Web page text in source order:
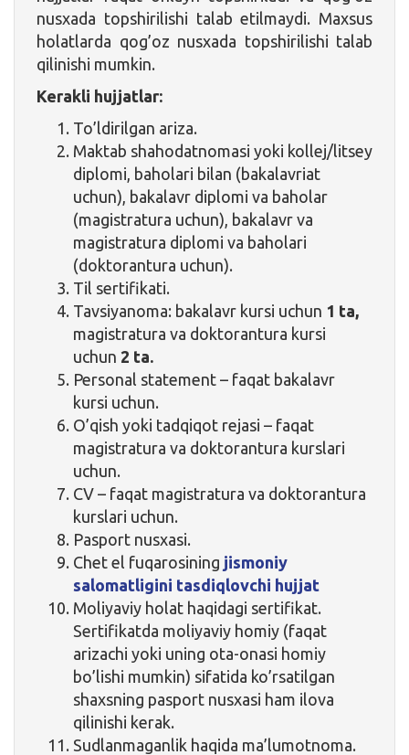
nusxada topshirilishi talab etilmaydi. Maxsus
holatlarda qog’oz nusxada topshirilishi talab
qilinishi mumkin.
Kerakli hujjatlar:
To’ldirilgan ariza.
Maktab shahodatnomasi yoki kollej/litsey
diplomi, baholari bilan (bakalavriat
uchun), bakalavr diplomi va baholar
(magistratura uchun), bakalavr va
magistratura diplomi va baholari
(doktorantura uchun).
Til sertifikati.
Tavsiyanoma: bakalavr kursi uchun 1 ta,
magistratura va doktorantura kursi
uchun 2 ta.
Personal statement – faqat bakalavr
kursi uchun.
O’qish yoki tadqiqot rejasi – faqat
magistratura va doktorantura kurslari
uchun.
CV – faqat magistratura va doktorantura
kurslari uchun.
Pasport nusxasi.
Chet el fuqarosining jismoniy
salomatligini tasdiqlovchi hujjat
Moliyaviy holat haqidagi sertifikat.
Sertifikatda moliyaviy homiy (faqat
arizachi yoki uning ota-onasi homiy
bo’lishi mumkin) sifatida ko’rsatilgan
shaxsning pasport nusxasi ham ilova
qilinishi kerak.
Sudlanmaganlik haqida ma’lumotnoma.